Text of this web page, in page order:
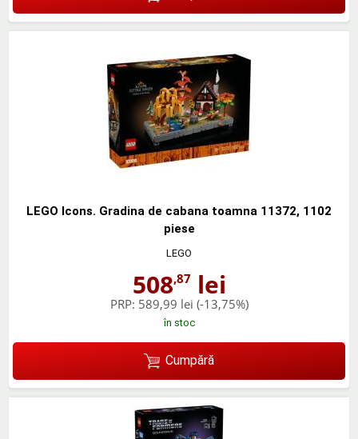
LEGO Icons. Gradina de cabana toamna 11372, 1102
piese
LEGO
508,87lei
PRP: 589,99 lei (-13,75%)
în stoc
Cumpără